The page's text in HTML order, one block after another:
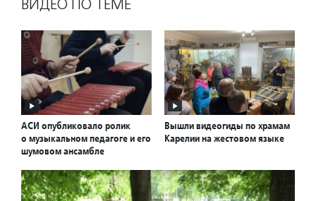
ВИДЕО ПО ТЕМЕ
АСИ опубликовало ролик
о музыкальном педагоге и его
шумовом ансамбле
Вышли видеогиды по храмам
Карелии на жестовом языке